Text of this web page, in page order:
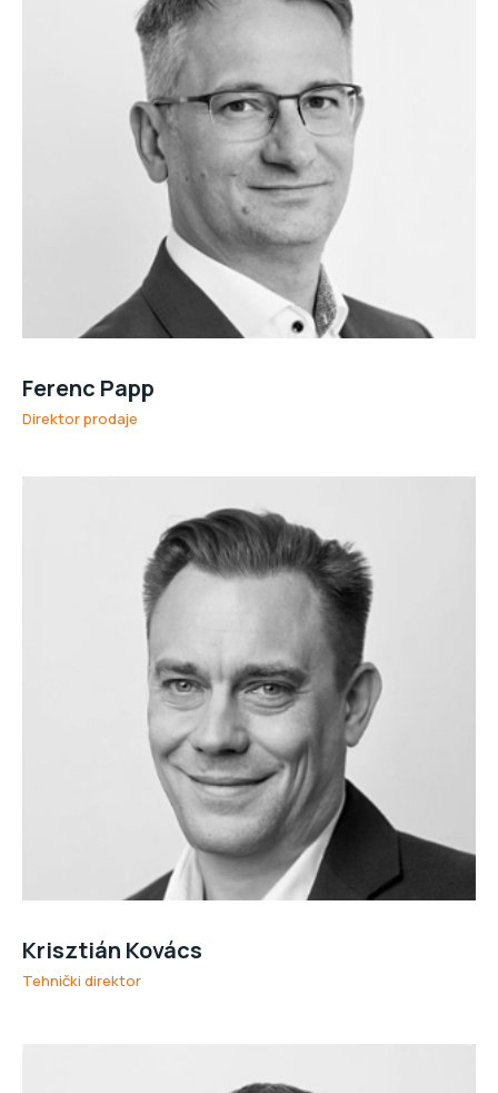
Ferenc Papp
Direktor prodaje
Krisztián Kovács
Tehnički direktor